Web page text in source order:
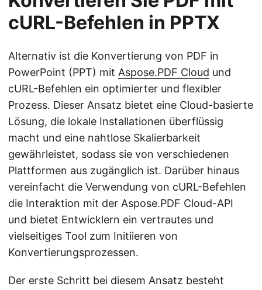
cURL-Befehlen in PPTX
Alternativ ist die Konvertierung von PDF in
PowerPoint (PPT) mit Aspose.PDF Cloud und
cURL-Befehlen ein optimierter und flexibler
Prozess. Dieser Ansatz bietet eine Cloud-basierte
Lösung, die lokale Installationen überflüssig
macht und eine nahtlose Skalierbarkeit
gewährleistet, sodass sie von verschiedenen
Plattformen aus zugänglich ist. Darüber hinaus
vereinfacht die Verwendung von cURL-Befehlen
die Interaktion mit der Aspose.PDF Cloud-API
und bietet Entwicklern ein vertrautes und
vielseitiges Tool zum Initiieren von
Konvertierungsprozessen.
Der erste Schritt bei diesem Ansatz besteht